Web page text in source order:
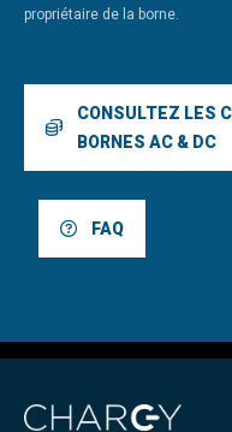
propriétaire de la borne.
CONSULTEZ LES
BORNES AC & DC
FAQ